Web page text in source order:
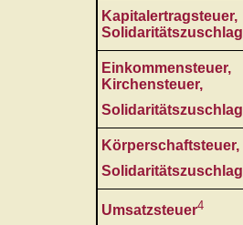
Kapitalertragsteuer,
Solidaritätszuschlag
Einkommensteuer,
Kirchensteuer,
Solidaritätszuschlag
Körperschaftsteuer,
Solidaritätszuschlag
Umsatzsteuer4